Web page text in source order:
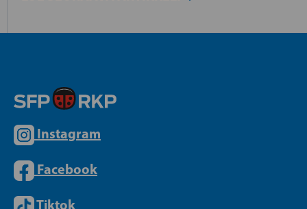
Instagram
Facebook
Tiktok